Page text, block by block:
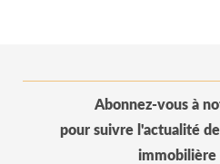
Abonnez-vous à
pour suivre l'actualité
immobilière